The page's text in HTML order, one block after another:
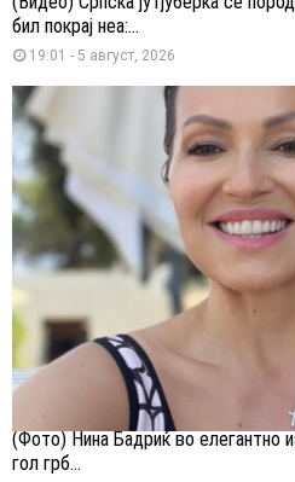
бил покрај неа:...
19:01 - 5 август, 2026
(Фото) Нина Бадриќ во елегантно
гол грб...